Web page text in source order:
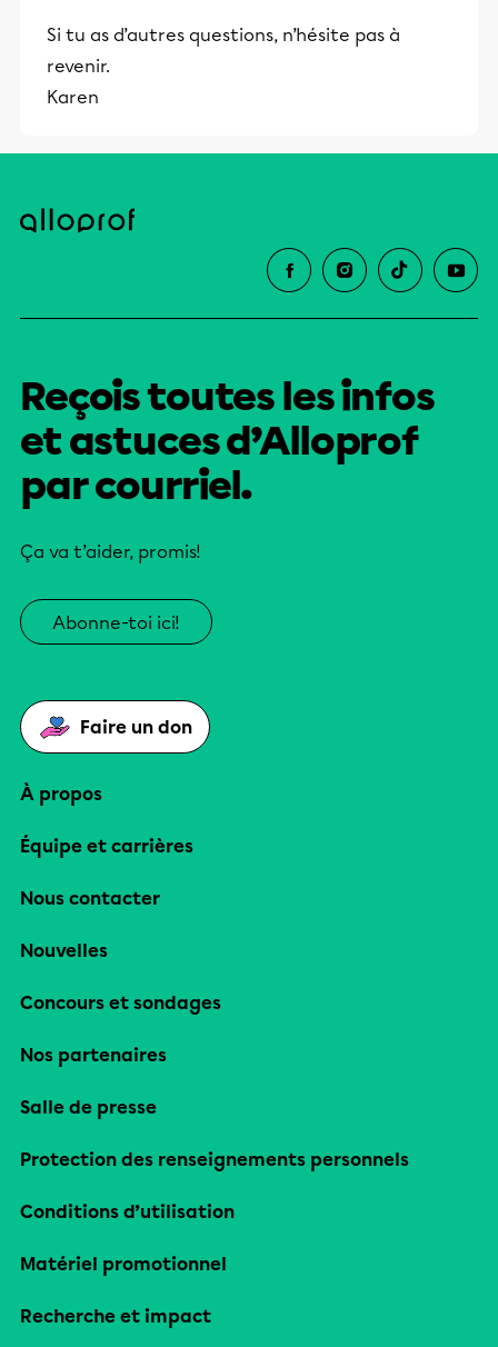
la clef utilisée et à repérer la position
Si tu as d’autres questions, n’hésite pas à
revenir.
Karen
Reçois toutes les infos
et astuces d’Alloprof
par courriel.
Ça va t’aider, promis!
Abonne-toi ici!
Faire un don
À propos
Équipe et carrières
Nous contacter
Nouvelles
Concours et sondages
Nos partenaires
Salle de presse
Protection des renseignements personnels
Conditions d’utilisation
Matériel promotionnel
Recherche et impact